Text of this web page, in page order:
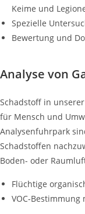
Keime und
Spezielle
Bewertung und
Analyse von
Schadstoff in
für Mensch und
Analysenfuhrpark
Schadstoffen
Boden- oder
Flüchtige
VOC-